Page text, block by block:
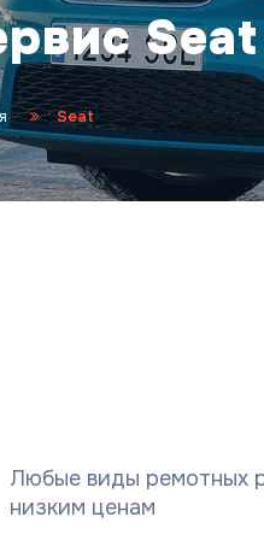
Seat
Любые виды ремотных
низким ценам